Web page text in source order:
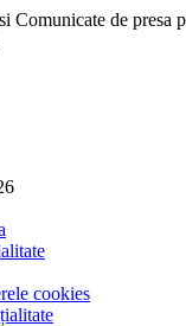
Comunicate de presa
cookies